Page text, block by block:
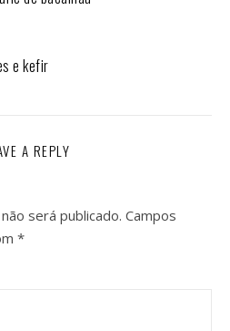
e kefir
A REPLY
será publicado. Campos
*